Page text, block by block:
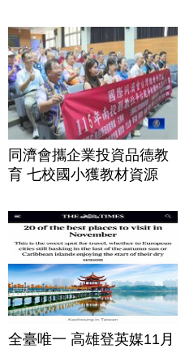
同濟會攜企業投資品德教
育 七校國小獲教材資源
全臺唯一 高雄登英媒11月